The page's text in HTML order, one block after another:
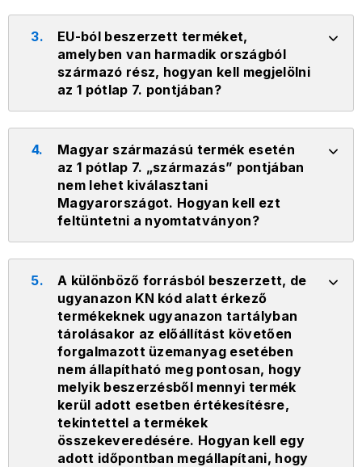
3.
EU-ból beszerzett terméket,
amelyben van harmadik országból
származó rész, hogyan kell megjelölni
az 1 pótlap 7. pontjában?
4.
Magyar származású termék esetén
az 1 pótlap 7. „származás” pontjában
nem lehet kiválasztani
Magyarországot. Hogyan kell ezt
feltüntetni a nyomtatványon?
5.
A különböző forrásból beszerzett, de
ugyanazon KN kód alatt érkező
termékeknek ugyanazon tartályban
tárolásakor az előállítást követően
forgalmazott üzemanyag esetében
nem állapítható meg pontosan, hogy
melyik beszerzésből mennyi termék
kerül adott esetben értékesítésre,
tekintettel a termékek
összekeveredésére. Hogyan kell egy
adott időpontban megállapítani, hogy